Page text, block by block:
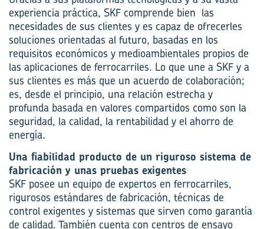
experiencia práctica, SKF comprende bien las
necesidades de sus clientes y es capaz de ofrecerles
soluciones orientadas al futuro, basadas en los
requisitos económicos y medioambientales propios de
las aplicaciones de ferrocarriles. Lo que une a SKF y a
sus clientes es más que un acuerdo de colaboración;
es, desde el principio, una relación estrecha y
profunda basada en valores compartidos como son la
seguridad, la calidad, la rentabilidad y el ahorro de
energía.
Una fiabilidad producto de un riguroso sistema de
fabricación y unas pruebas exigentes
SKF posee un equipo de expertos en ferrocarriles,
rigurosos estándares de fabricación, técnicas de
control exigentes y sistemas que sirven como garantía
de calidad. También cuenta con centros de ensayo